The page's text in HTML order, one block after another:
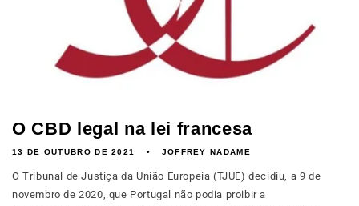
O CBD legal na lei francesa
13 DE OUTUBRO DE 2021 JOFFREY NADAME
O Tribunal de Justiça da União Europeia (TJUE) decidiu, a 9 de
novembro de 2020, que Portugal não podia proibir a